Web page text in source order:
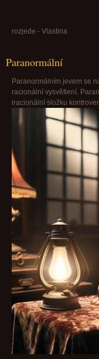
rozjede - Vlastina
Paranormální
Paranormálním jevem se
racionální vysvětlení.
iracionální složku